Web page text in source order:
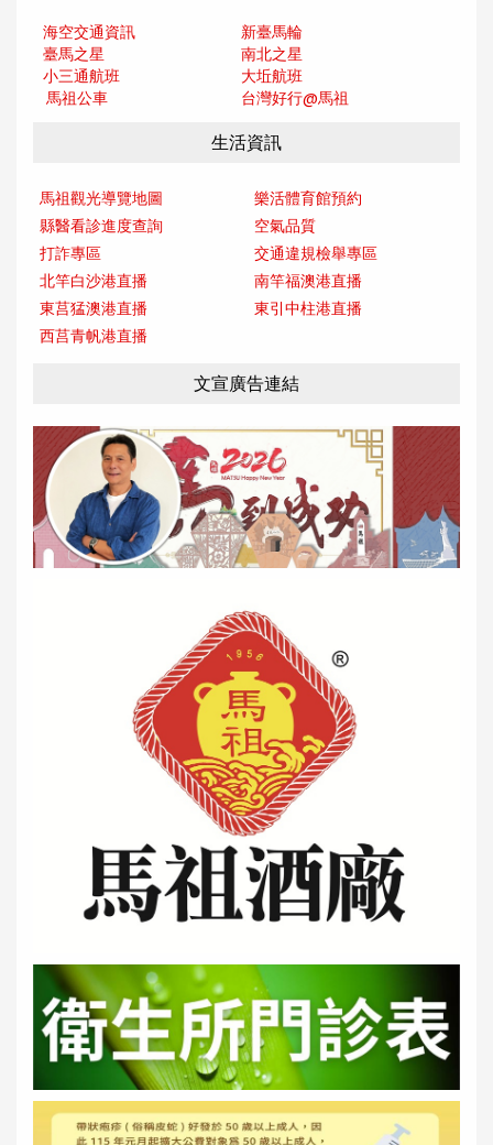
海空交通資訊
新臺馬輪
臺馬之星
南北之星
小三通航班
大坵航班
馬祖公車
台灣好行@馬祖
生活資訊
馬祖觀光導覽地圖
樂活體育館預約
縣醫看診進度查詢
空氣品質
打詐專區
交通違規檢舉專區
北竿白沙港直播
南竿福澳港直播
東莒猛澳港直播
東引中柱港直播
西莒青帆港直播
文宣廣告連結